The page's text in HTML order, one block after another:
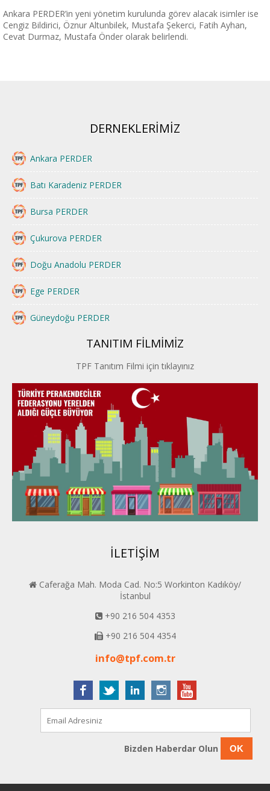
Ankara PERDER’in yeni yönetim kurulunda görev alacak isimler ise
Cengiz Bildirici, Öznur Altunbilek, Mustafa Şekerci, Fatih Ayhan,
Cevat Durmaz, Mustafa Önder olarak belirlendi.
DERNEKLERİMİZ
Ankara PERDER
Batı Karadeniz PERDER
Bursa PERDER
Çukurova PERDER
Doğu Anadolu PERDER
Ege PERDER
Güneydoğu PERDER
İstanbul PERDER
İpek Yolu PERDER
Kayseri PERDER
Karadeniz Perder
Konya PERDER
Van PERDER
BEYPER
TANITIM FİLMİMİZ
TPF Tanıtım Filmi için tıklayınız
İLETİŞİM
Caferağa Mah. Moda Cad. No:5 Workinton Kadıköy/
İstanbul
+90 216 504 4353
+90 216 504 4354
info@tpf.com.tr
Bizden Haberdar Olun OK